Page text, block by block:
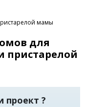
мамы
для
пристарелой
проект ?